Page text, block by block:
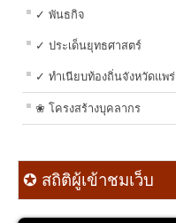
✓ พันธกิจ
✓ ประเด็นยุทธศาสตร์
✓ ทำเนียบท้องถิ่นจังหวัดแพร่
❀ โครงสร้างบุคลากร
✪ สถิติผู้เข้าชมเว็บ